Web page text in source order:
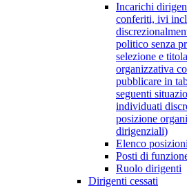
Incarichi
conferiti, ivi
politico senza
selezione e
organizzativa
pubblicare in
seguenti
individuati
posizione
dirigenziali)
Elenco
Posti di
Ruolo dirigenti
Dirigenti cessati